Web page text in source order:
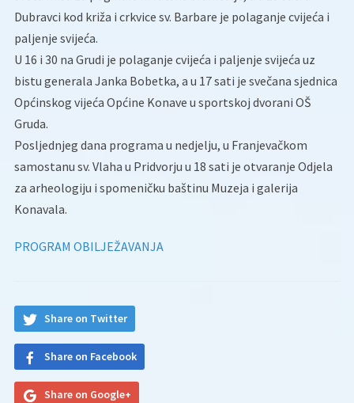
Dubravci kod križa i crkvice sv. Barbare je polaganje cvijeća i
paljenje svijeća.
U 16 i 30 na Grudi je polaganje cvijeća i paljenje svijeća uz
bistu generala Janka Bobetka, a u 17 sati je svečana sjednica
Općinskog vijeća Općine Konave u sportskoj dvorani OŠ
Gruda.
Posljednjeg dana programa u nedjelju, u Franjevačkom
samostanu sv. Vlaha u Pridvorju u 18 sati je otvaranje Odjela
za arheologiju i spomeničku baštinu Muzeja i galerija
Konavala.
PROGRAM OBILJEŽAVANJA
Share on Twitter
Share on Facebook
Share on Google+